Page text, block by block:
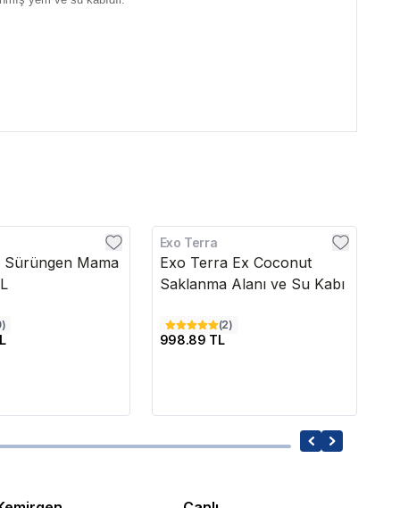
Sürüngen Mama
)
Exo Terra
Exo Terra Ex Coconut
Saklanma Alanı ve Su Kabı
(2)
998.89 TL